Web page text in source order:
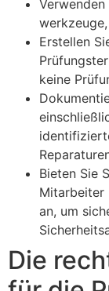
Erstellen
keine
Bieten Sie
Mitarbeiter
an, um
Die